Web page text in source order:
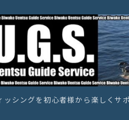
ッシングを初心者様から楽しくサ